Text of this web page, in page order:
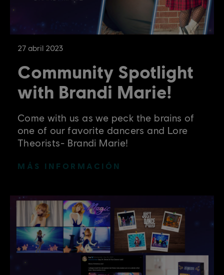
27 abril 2023
Community Spotlight
with Brandi Marie!
Come with us as we peck the brains of
one of our favorite dancers and Lore
Theorists- Brandi Marie!
MÁS INFORMACIÓN